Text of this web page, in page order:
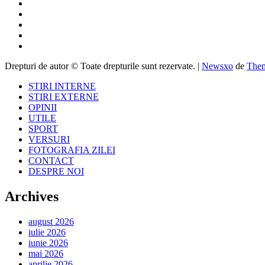
Drepturi de autor © Toate drepturile sunt rezervate. | Newsxo de
ȘTIRI INTERNE
STIRI EXTERNE
OPINII
UTILE
SPORT
VERSURI
FOTOGRAFIA ZILEI
CONTACT
DESPRE NOI
Archives
august 2026
iulie 2026
iunie 2026
mai 2026